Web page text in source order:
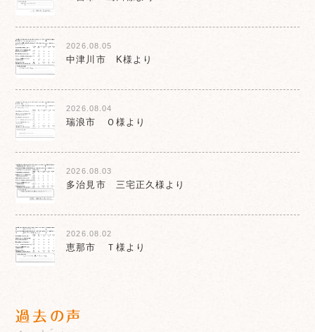
2026.08.05
中津川市 K様より
2026.08.04
瑞浪市 Ｏ様より
2026.08.03
多治見市 三宅正久様より
2026.08.02
恵那市 Ｔ様より
過去の声